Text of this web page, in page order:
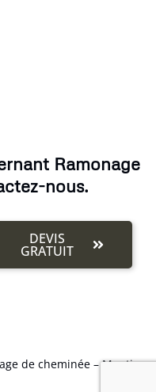
Ramonage
nous.
DEVIS
GRATUIT
de cheminée –Mentions